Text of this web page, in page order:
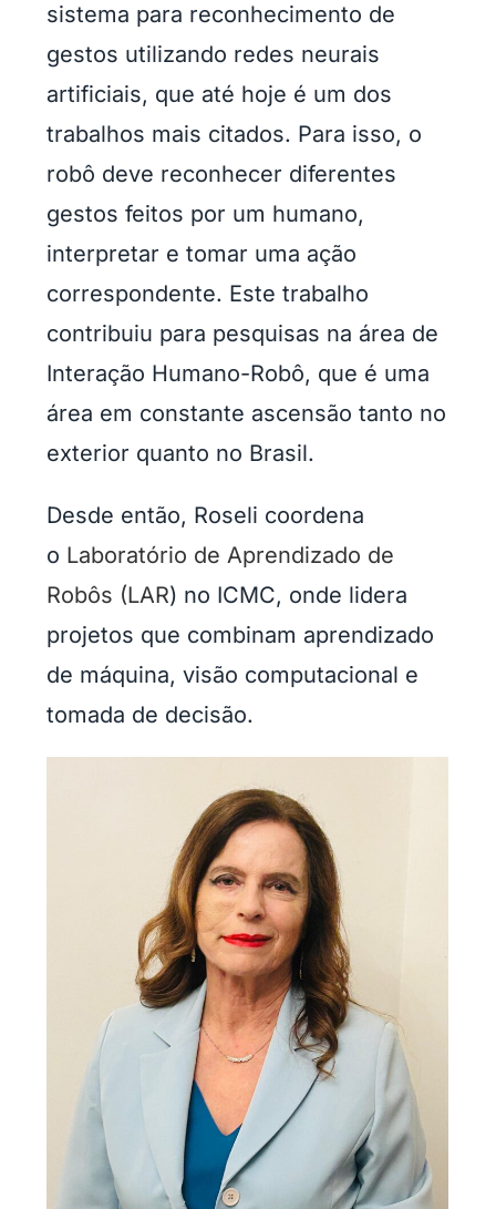
sistema para reconhecimento de
gestos utilizando redes neurais
artificiais, que até hoje é um dos
trabalhos mais citados. Para isso, o
robô deve reconhecer diferentes
gestos feitos por um humano,
interpretar e tomar uma ação
correspondente. Este trabalho
contribuiu para pesquisas na área de
Interação Humano-Robô, que é uma
área em constante ascensão tanto no
exterior quanto no Brasil.
Desde então, Roseli coordena
o Laboratório de Aprendizado de
Robôs (LAR) no ICMC, onde lidera
projetos que combinam aprendizado
de máquina, visão computacional e
tomada de decisão.